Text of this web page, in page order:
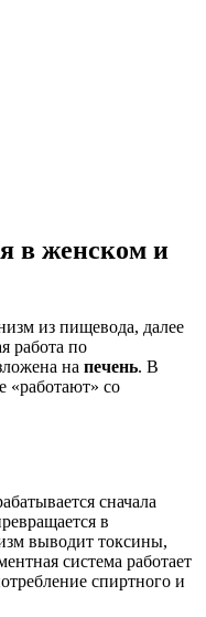
в женском и
из пищевода, далее
работа по
на печень. В
«работают» со
сначала
в
выводит токсины,
система работает
спиртного и